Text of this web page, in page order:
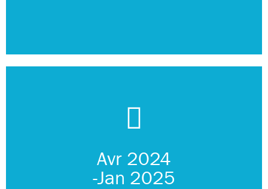
Avr 2024
-Jan 2025
Au coeur de l'expédition